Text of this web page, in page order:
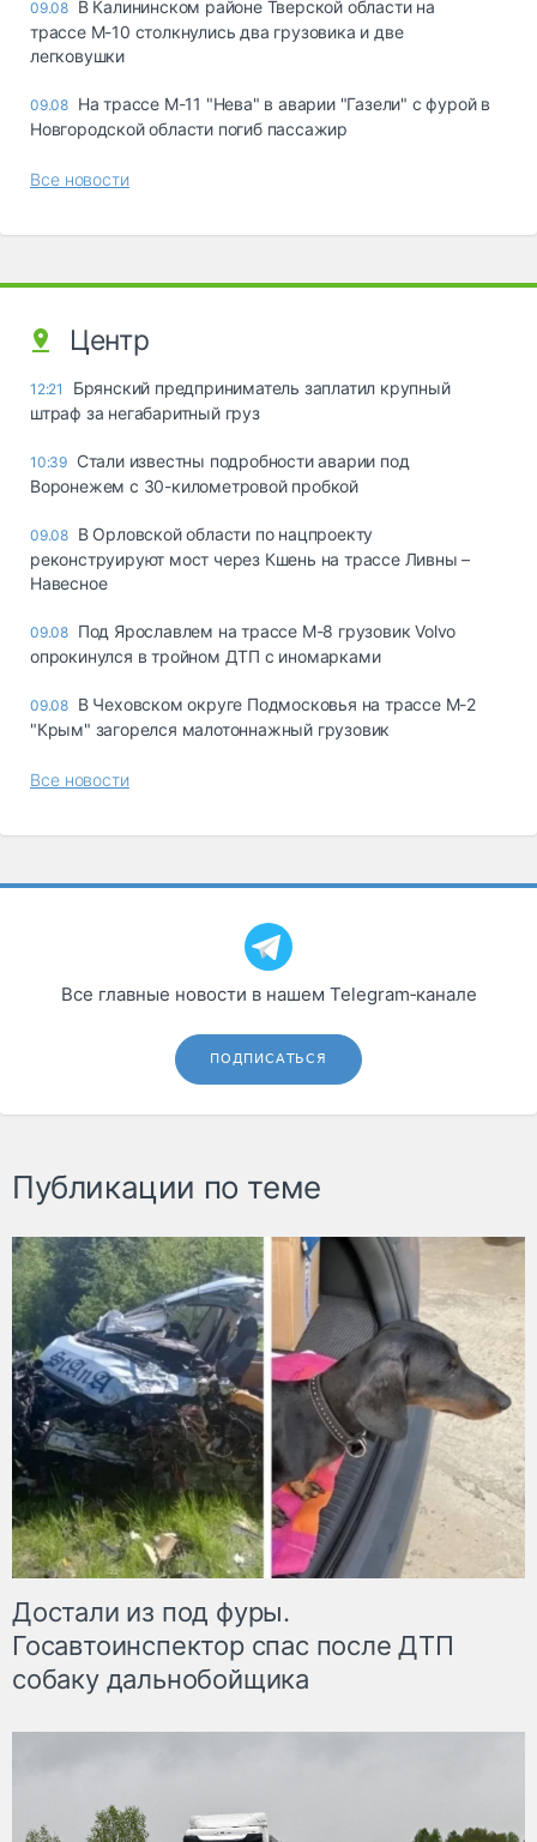
09.08 В Калининском районе Тверской области на
трассе М-10 столкнулись два грузовика и две
легковушки
09.08 На трассе М-11 "Нева" в аварии "Газели" с фурой в
Новгородской области погиб пассажир
Все новости
Центр
12:21
Брянский предприниматель заплатил крупный
штраф за негабаритный груз
10:39 Стали известны подробности аварии под
Воронежем с 30-километровой пробкой
09.08 В Орловской области по нацпроекту
реконструируют мост через Кшень на трассе Ливны –
Навесное
09.08 Под Ярославлем на трассе М-8 грузовик Volvo
опрокинулся в тройном ДТП с иномарками
09.08 В Чеховском округе Подмосковья на трассе М-2
"Крым" загорелся малотоннажный грузовик
Все новости
Все главные новости в нашем Telegram‑канале
ПОДПИСАТЬСЯ
Публикации по теме
Достали из под фуры.
Госавтоинспектор спас после ДТП
собаку дальнобойщика